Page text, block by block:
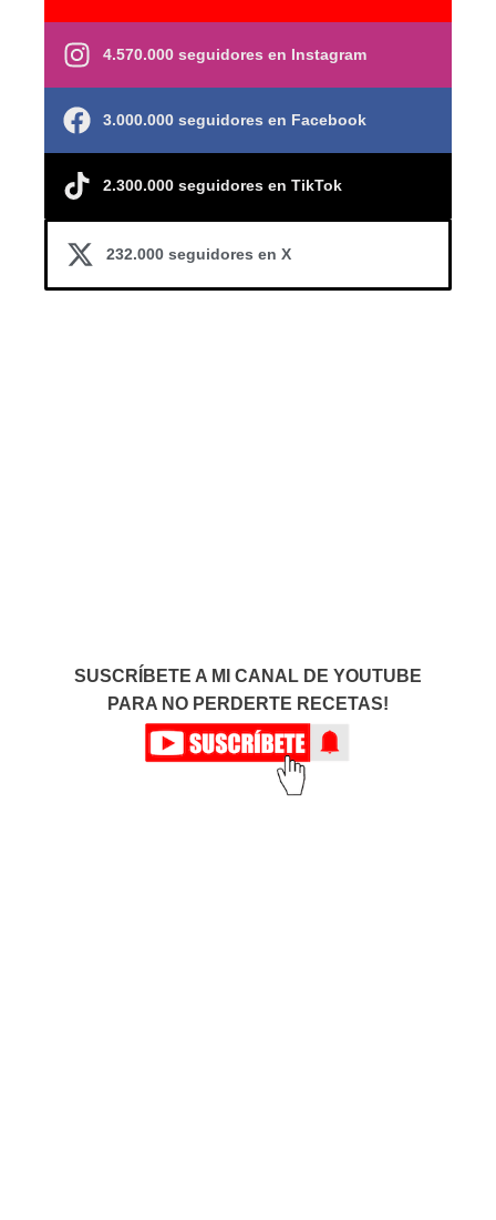
4.570.000 seguidores en Instagram
3.000.000 seguidores en Facebook
2.300.000 seguidores en TikTok
232.000 seguidores en X
SUSCRÍBETE A MI CANAL DE YOUTUBE
PARA NO PERDERTE RECETAS!